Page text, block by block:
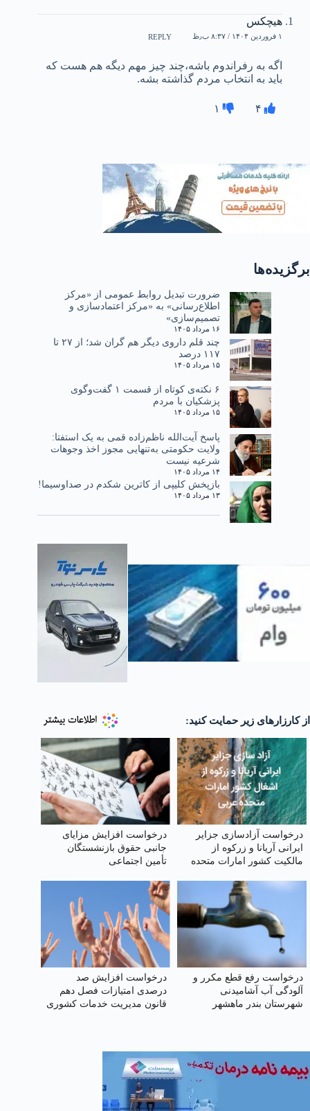
هیچکس
۱ فروردین ۱۴۰۴ / ۸:۳۷ ب٫ظ REPLY
اگه به رفراندوم باشه،چند چیز مهم دیگه هم هست که
باید به انتخاب مردم گذاشته بشه.
۴ ۱
برگزیده‌ها
ضرورت تبدیل روابط عمومی از «مرکز
اطلاع‌رسانی» به «مرکز اعتمادسازی و
تصمیم‌سازی»
۱۶ مرداد ۱۴۰۵
چند قلم داروی دیگر هم گران شد؛ از ۲۷ تا
۱۱۷ درصد
۱۵ مرداد ۱۴۰۵
۶ نکته‌ی کوتاه از قسمت ۱ گفت‌وگوی
پزشکیان با مردم
۱۵ مرداد ۱۴۰۵
پاسخ آیت‌الله ناظم‌زاده قمی به یک استفتا:
ولایت حکومتی به‌تنهایی مجوز اخذ وجوهات
شرعیه نیست
۱۴ مرداد ۱۴۰۵
بازپخش کلیپی از کاترین شکدم در صداوسیما!
۱۳ مرداد ۱۴۰۵
از کارزارهای زیر حمایت کنید:
درخواست آزادسازی جزایر
ایرانی آریانا و زرکوه از
مالکیت کشور امارات متحده
درخواست افزایش مزایای
جانبی حقوق بازنشستگان
تأمین اجتماعی
درخواست رفع قطع مکرر و
آلودگی آب آشامیدنی
شهرستان بندر ماهشهر
درخواست افزایش صد
درصدی امتیازات فصل دهم
قانون مدیریت خدمات کشوری